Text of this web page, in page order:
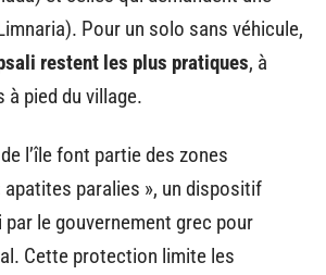
Pour un solo sans véhicule,
restent les plus pratiques, à
pied du village.
l’île font partie des zones
paralies », un dispositif
le gouvernement grec pour
Cette protection limite les